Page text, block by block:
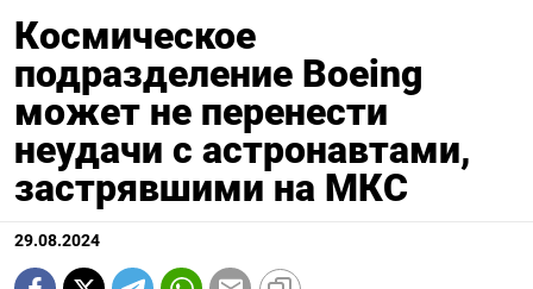
Космическое
подразделение Boeing
может не перенести
неудачи с астронавтами,
застрявшими на МКС
29.08.2024